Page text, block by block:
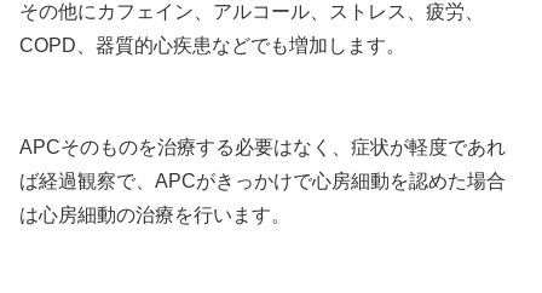
その他にカフェイン、アルコール、ストレス、疲労、
COPD、器質的心疾患などでも増加します。
APCそのものを治療する必要はなく、症状が軽度であれ
ば経過観察で、APCがきっかけで心房細動を認めた場合
は心房細動の治療を行います。